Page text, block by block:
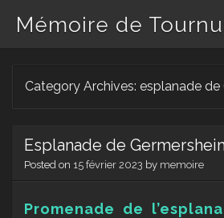
Mémoire de
Category Archives: esplanade de
Esplanade de
Posted on 15 février 2023 by memoire
Promenade de